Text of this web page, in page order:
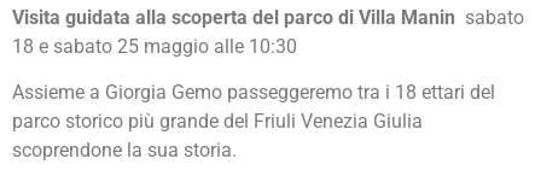
Visita guidata alla scoperta del parco di Villa Manin sabato
18 e sabato 25 maggio alle 10:30
Assieme a Giorgia Gemo passeggeremo tra i 18 ettari del
parco storico più grande del Friuli Venezia Giulia
scoprendone la sua storia.